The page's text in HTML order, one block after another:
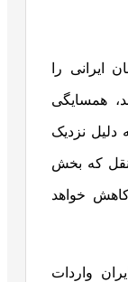
ایرانی را
همسایگی
دلیل نزدیک
که بخش
خواهد
واردات